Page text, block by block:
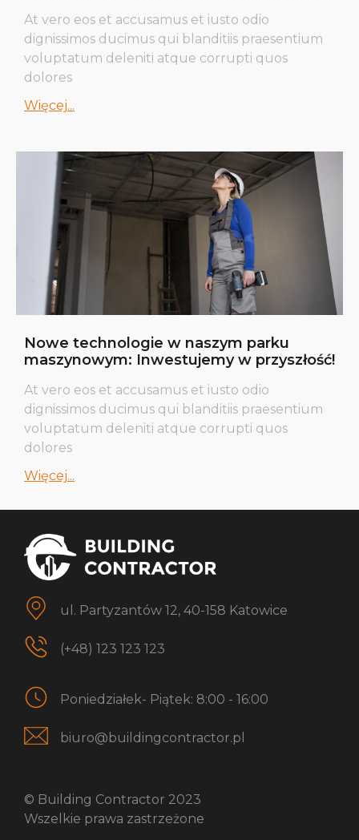
At vero eos et accusamus et iusto odio
dignissimos ducimus qui blanditiis praesentium
voluptatum deleniti atque corrupti quos
dolores
Więcej...
Nowe technologie w naszym parku
maszynowym: Inwestujemy w przyszłość!
At vero eos et accusamus et iusto odio
dignissimos ducimus qui blanditiis praesentium
voluptatum deleniti atque corrupti quos
dolores
Więcej...
ul. Partyzantów 12, 40-158 Katowice
(+48) 123 123 123
Poniedziałek- Piątek: 8:00 - 16:00
biuro@buildingcontractor.pl
© Building Contractor 2023
Wszelkie prawa zastrzeżone